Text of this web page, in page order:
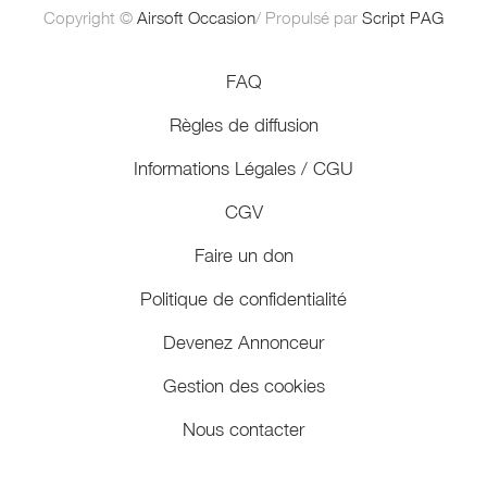
Copyright © Airsoft Occasion/ Propulsé par Script PAG
FAQ
Règles de diffusion
Informations Légales / CGU
CGV
Faire un don
Politique de confidentialité
Devenez Annonceur
Gestion des cookies
Nous contacter